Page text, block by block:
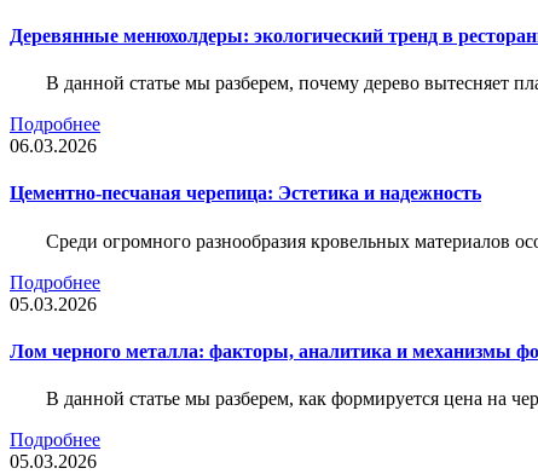
Деревянные менюхолдеры: экологический тренд в
В данной статье мы разберем, почему дерево вытесняет
Подробнее
06.03.2026
Цементно-песчаная черепица: Эстетика и надежность
Среди огромного разнообразия кровельных материалов
Подробнее
05.03.2026
Лом черного металла: факторы, аналитика и механизмы
В данной статье мы разберем, как формируется цена на
Подробнее
05.03.2026